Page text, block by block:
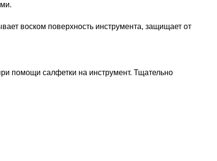
воском поверхность инструмента, защищает от
помощи салфетки на инструмент. Тщательно